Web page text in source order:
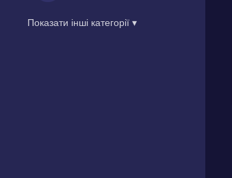
Показати інші категорії ▾